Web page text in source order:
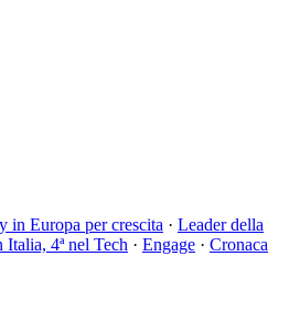
in Europa per crescita · Leader della
Italia, 4ª nel Tech · Engage · Cronaca